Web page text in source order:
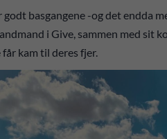
basgangene -og det endda
i Give, sammen med sit
kam til deres fjer.